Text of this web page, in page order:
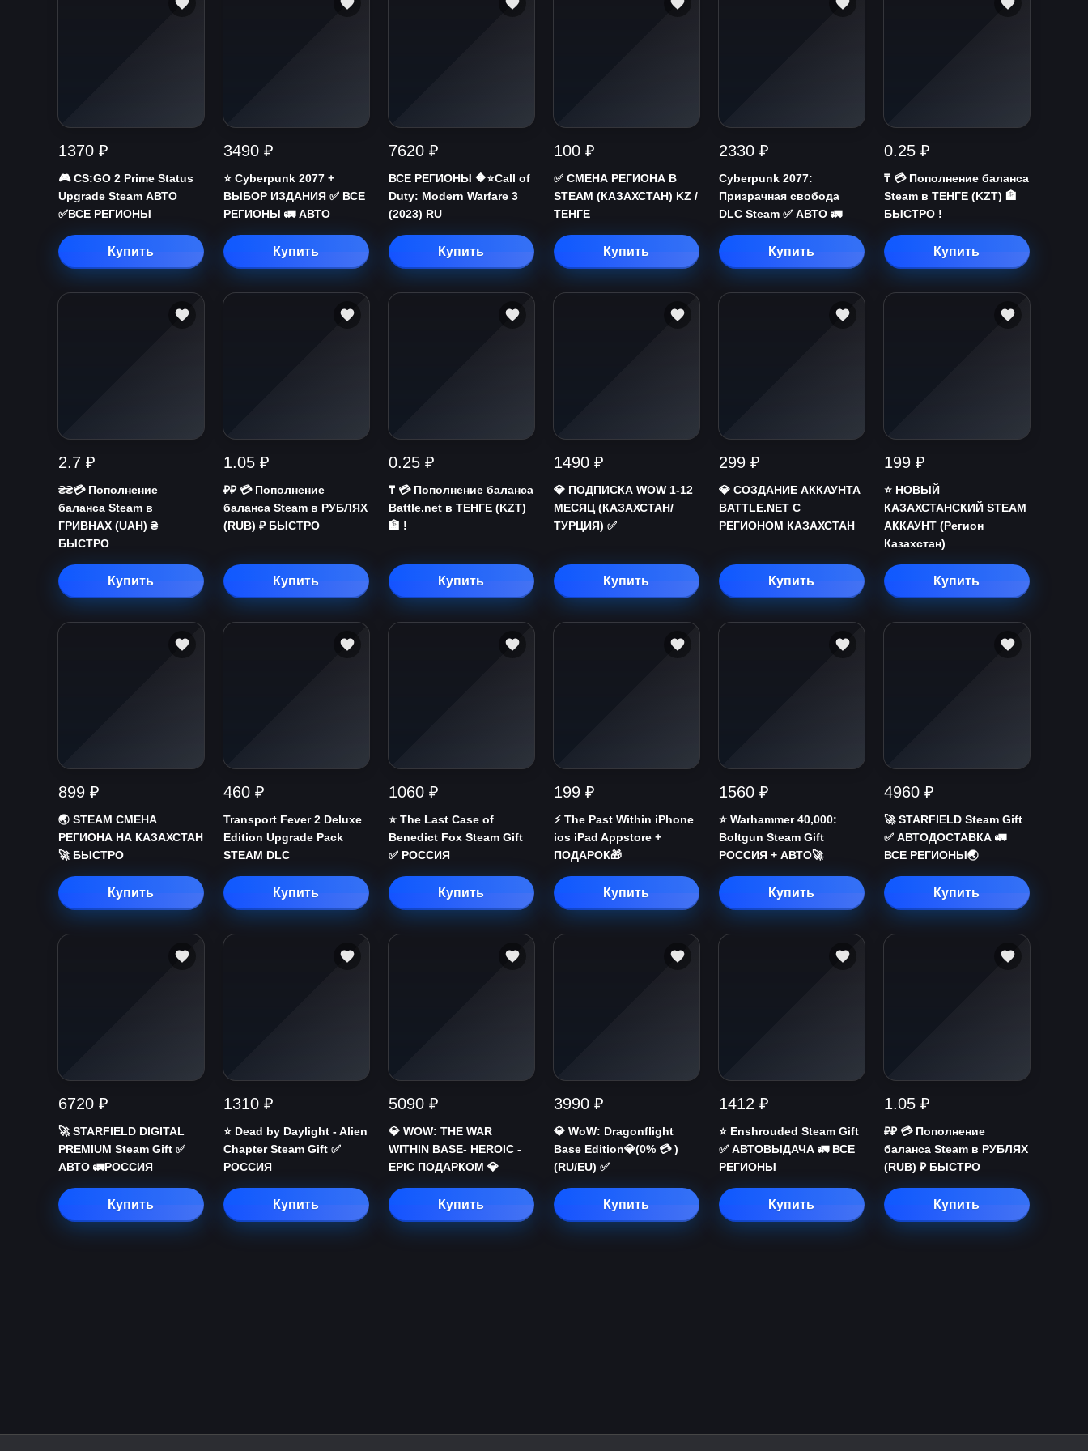
1370 ₽
🎮 CS:GO 2 Prime Status
Upgrade Steam АВТО
✅ВСЕ РЕГИОНЫ
Купить
3490 ₽
⭐ Cyberpunk 2077 +
ВЫБОР ИЗДАНИЯ ✅ ВСЕ
РЕГИОНЫ 🚛 АВТО
Купить
7620 ₽
ВСЕ РЕГИОНЫ 🔶⭐Call of
Duty: Modern Warfare 3
(2023) RU
Купить
100 ₽
✅ СМЕНА РЕГИОНА В
STEAM (КАЗАХСТАН) KZ /
ТЕНГЕ
Купить
2330 ₽
Cyberpunk 2077:
Призрачная свобода
DLC Steam ✅ АВТО 🚛
Купить
0.25 ₽
₸ 💳 Пополнение баланса
Steam в ТЕНГЕ (KZT) 🏦
БЫСТРО !
Купить
2.7 ₽
₴₴💳 Пополнение
баланса Steam в
ГРИВНАХ (UAH) ₴
БЫСТРО
Купить
1.05 ₽
₽₽ 💳 Пополнение
баланса Steam в РУБЛЯХ
(RUB) ₽ БЫСТРО
Купить
0.25 ₽
₸ 💳 Пополнение баланса
Battle.net в ТЕНГЕ (KZT)
🏦 !
Купить
1490 ₽
💎 ПОДПИСКА WOW 1-12
МЕСЯЦ (КАЗАХСТАН/
ТУРЦИЯ) ✅
Купить
299 ₽
💎 СОЗДАНИЕ АККАУНТА
BATTLE.NET С
РЕГИОНОМ КАЗАХСТАН
Купить
199 ₽
⭐️ НОВЫЙ
КАЗАХСТАНСКИЙ STEAM
АККАУНТ (Регион
Казахстан)
Купить
899 ₽
🌏 STEAM СМЕНА
РЕГИОНА НА КАЗАХСТАН
🚀 БЫСТРО
Купить
460 ₽
Transport Fever 2 Deluxe
Edition Upgrade Pack
STEAM DLC
Купить
1060 ₽
⭐️ The Last Case of
Benedict Fox Steam Gift
✅ РОССИЯ
Купить
199 ₽
⚡️ The Past Within iPhone
ios iPad Appstore +
ПОДАРОК🎁
Купить
1560 ₽
⭐️ Warhammer 40,000:
Boltgun Steam Gift
РОССИЯ + АВТО🚀
Купить
4960 ₽
🚀 STARFIELD Steam Gift
✅ АВТОДОСТАВКА 🚛
ВСЕ РЕГИОНЫ🌏
Купить
6720 ₽
🚀 STARFIELD DIGITAL
PREMIUM Steam Gift ✅
АВТО 🚛РОССИЯ
Купить
1310 ₽
⭐️ Dead by Daylight - Alien
Chapter Steam Gift ✅
РОССИЯ
Купить
5090 ₽
💎 WOW: THE WAR
WITHIN BASE- HEROIC -
EPIC ПОДАРКОМ 💎
Купить
3990 ₽
💎 WoW: Dragonflight
Base Edition💎(0% 💳 )
(RU/EU) ✅
Купить
1412 ₽
⭐️ Enshrouded Steam Gift
✅ АВТОВЫДАЧА 🚛 ВСЕ
РЕГИОНЫ
Купить
1.05 ₽
₽₽ 💳 Пополнение
баланса Steam в РУБЛЯХ
(RUB) ₽ БЫСТРО
Купить